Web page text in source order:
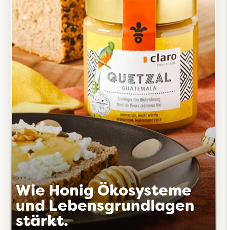
Wie Honig Ökosysteme
und Lebensgrundlagen
stärkt.